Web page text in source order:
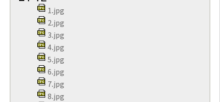
1.jpg
2.jpg
3.jpg
4.jpg
5.jpg
6.jpg
7.jpg
8.jpg